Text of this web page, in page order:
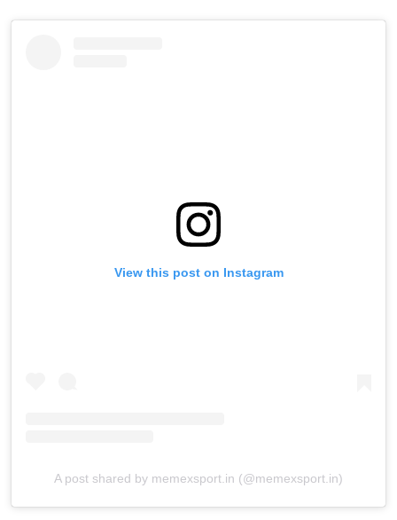
View this post on Instagram
A post shared by memexsport.in (@memexsport.in)